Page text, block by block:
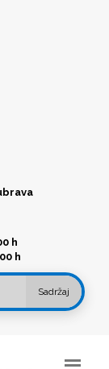
h
h
Sadržaj